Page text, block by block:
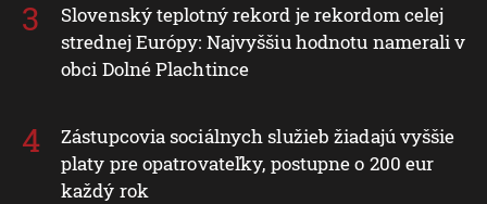
Slovenský teplotný rekord je rekordom celej
strednej Európy: Najvyššiu hodnotu namerali v
obci Dolné Plachtince
Zástupcovia sociálnych služieb žiadajú vyššie
platy pre opatrovateľky, postupne o 200 eur
každý rok